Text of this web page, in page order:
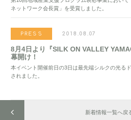
ネットワーク会長賞」を受賞しました。
PRESS 2018.08.07
8月4日より『SILK ON VALLEY
幕開け！
本イベント開催前日の3日は最先端シルクの光る
されました。
新着情報一覧へ戻